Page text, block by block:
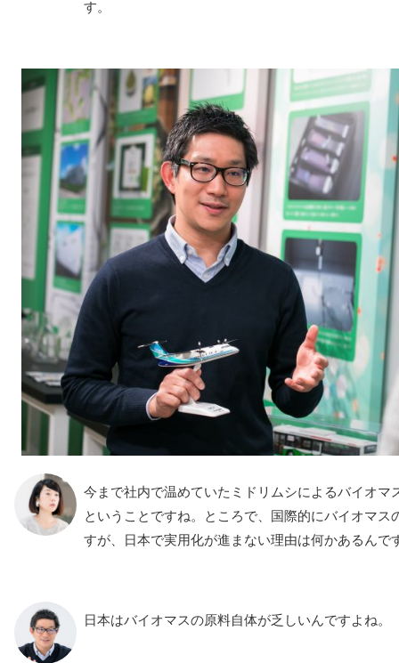
す。
今まで社内で温めていたミドリムシによるバイオマ
ということですね。ところで、国際的にバイオマス
すが、日本で実用化が進まない理由は何かあるんで
日本はバイオマスの原料自体が乏しいんですよね。